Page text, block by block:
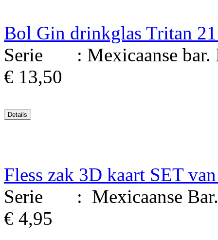
Bol Gin drinkglas Tritan
Serie : Mexicaanse bar.
€ 13,50
Fless zak 3D kaart SET
Serie : Mexicaanse Bar.
€ 4,95